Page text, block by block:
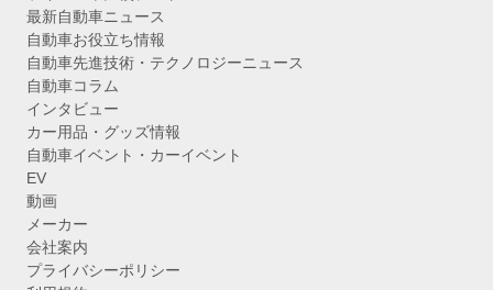
最新自動車ニュース
自動車お役立ち情報
自動車先進技術・テクノロジーニュース
自動車コラム
インタビュー
カー用品・グッズ情報
自動車イベント・カーイベント
EV
動画
メーカー
会社案内
プライバシーポリシー